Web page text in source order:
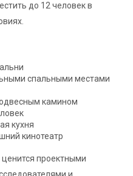
до 12 человек в
спальными местами
камином
кухня
кинотеатр
проектными